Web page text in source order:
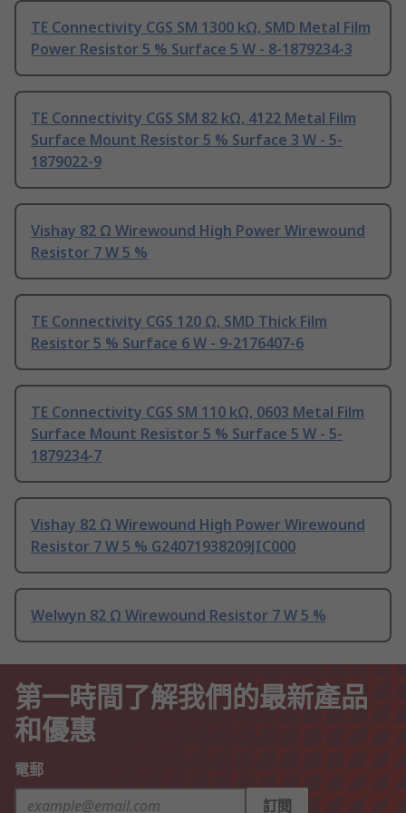
TE Connectivity CGS SM 1300 kΩ, SMD Metal Film
Power Resistor 5 % Surface 5 W - 8-1879234-3
TE Connectivity CGS SM 82 kΩ, 4122 Metal Film
Surface Mount Resistor 5 % Surface 3 W - 5-
1879022-9
Vishay 82 Ω Wirewound High Power Wirewound
Resistor 7 W 5 %
TE Connectivity CGS 120 Ω, SMD Thick Film
Resistor 5 % Surface 6 W - 9-2176407-6
TE Connectivity CGS SM 110 kΩ, 0603 Metal Film
Surface Mount Resistor 5 % Surface 5 W - 5-
1879234-7
Vishay 82 Ω Wirewound High Power Wirewound
Resistor 7 W 5 % G24071938209JIC000
Welwyn 82 Ω Wirewound Resistor 7 W 5 %
第一時間了解我們的最新產品
和優惠
電郵
訂閱